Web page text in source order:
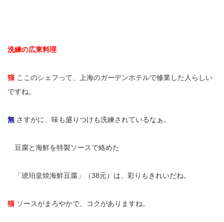
洗練の広東料理
猫 ここのシェフって、上海のガーデンホテルで修業した人らしい
ですね。
無 さすがに、味も盛りつけも洗練されているなぁ。
豆腐と海鮮を特製ソースで絡めた
「琥珀皇焼海鮮豆腐」（38元）は、彩りもきれいだね。
猫 ソースがまろやかで、コクがありますね。